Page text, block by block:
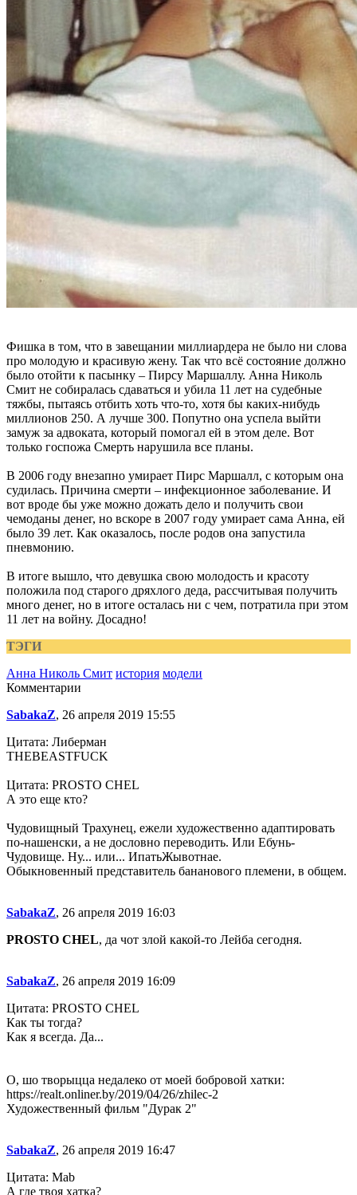
Фишка в том, что в завещании миллиардера не было ни слова
про молодую и красивую жену. Так что всё состояние должно
было отойти к пасынку – Пирсу Маршаллу. Анна Николь
Смит не собиралась сдаваться и убила 11 лет на судебные
тяжбы, пытаясь отбить хоть что-то, хотя бы каких-нибудь
миллионов 250. А лучше 300. Попутно она успела выйти
замуж за адвоката, который помогал ей в этом деле. Вот
только госпожа Смерть нарушила все планы.
В 2006 году внезапно умирает Пирс Маршалл, с которым она
судилась. Причина смерти – инфекционное заболевание. И
вот вроде бы уже можно дожать дело и получить свои
чемоданы денег, но вскоре в 2007 году умирает сама Анна, ей
было 39 лет. Как оказалось, после родов она запустила
пневмонию.
В итоге вышло, что девушка свою молодость и красоту
положила под старого дряхлого деда, рассчитывая получить
много денег, но в итоге осталась ни с чем, потратила при этом
11 лет на войну. Досадно!
ТЭГИ
Анна Николь Смит история модели
Комментарии
SabakaZ, 26 апреля 2019 15:55
Цитата: Либерман
THEBEASTFUCK
Цитата: PROSTO CHEL
А это еще кто?
Чудовищный Трахунец, ежели художественно адаптировать
по-нашенски, а не дословно переводить. Или Ебунь-
Чудовище. Ну... или... ИпатьЖывотнае.
Обыкновенный представитель бананового племени, в общем.
SabakaZ, 26 апреля 2019 16:03
PROSTO CHEL, да чот злой какой-то Лейба сегодня.
SabakaZ, 26 апреля 2019 16:09
Цитата: PROSTO CHEL
Как ты тогда?
Как я всегда. Да...
О, шо творыцца недалеко от моей бобровой хатки:
https://realt.onliner.by/2019/04/26/zhilec-2
Художественный фильм "Дурак 2"
SabakaZ, 26 апреля 2019 16:47
Цитата: Mab
А где твоя хатка?